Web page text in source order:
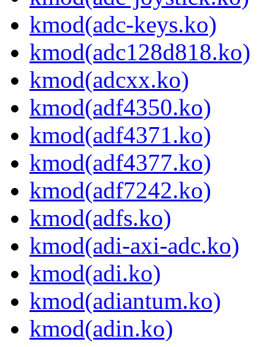
kmod(adc-keys.ko)
kmod(adc128d818.ko)
kmod(adcxx.ko)
kmod(adf4350.ko)
kmod(adf4371.ko)
kmod(adf4377.ko)
kmod(adf7242.ko)
kmod(adfs.ko)
kmod(adi-axi-adc.ko)
kmod(adi.ko)
kmod(adiantum.ko)
kmod(adin.ko)